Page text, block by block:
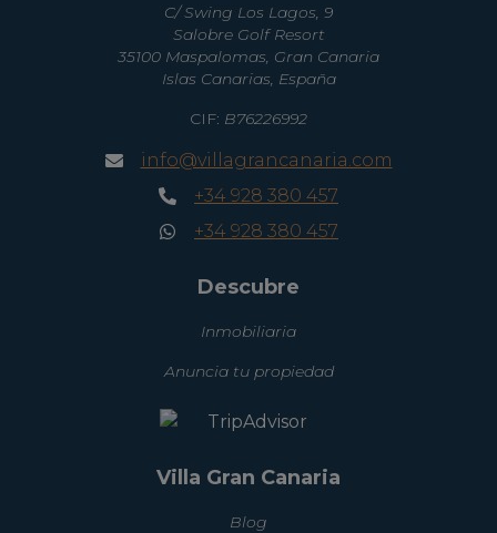
C/ Swing Los Lagos, 9
Salobre Golf Resort
35100 Maspalomas, Gran Canaria
Islas Canarias, España
CIF: B76226992
info@villagrancanaria.com
+34 928 380 457
+34 928 380 457
Descubre
Inmobiliaria
Anuncia tu propiedad
Villa Gran Canaria
Blog